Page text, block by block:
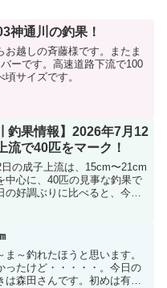
神通川の釣果！
お越しの斉藤様です。またま
ーです。高速道路下流で100
頃サイズです。
釣果情報】2026年7月12
流で40匹をマーク！
の成子上流は、15cm〜21cm
中心に、40匹の見事な釣果で
の好調ぶりに比べると、今日
も、この渋い状況下で40匹と
実...
ま～釣れたほうと思います。
ったけど・・・・・。今日の
は森田さんです。初めは有沢